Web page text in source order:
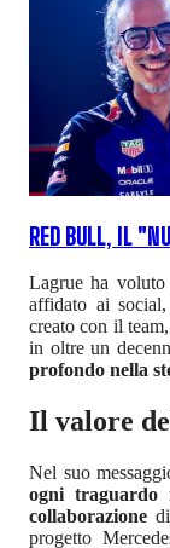
RED BULL, IL
Lagrue ha voluto
affidato ai
creato con il
in oltre un
profondo nella
Il valore
Nel suo
ogni traguardo
collaborazione
progetto